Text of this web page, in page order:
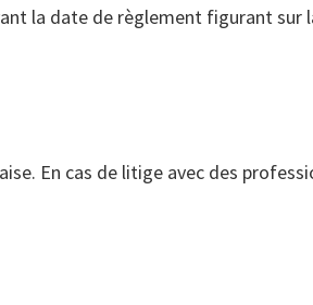
la date de règlement figurant sur
En cas de litige avec des